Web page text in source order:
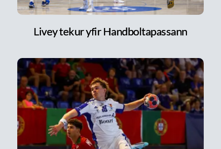
Livey tekur yfir Handboltapassann